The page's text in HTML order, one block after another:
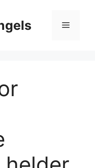
Menu